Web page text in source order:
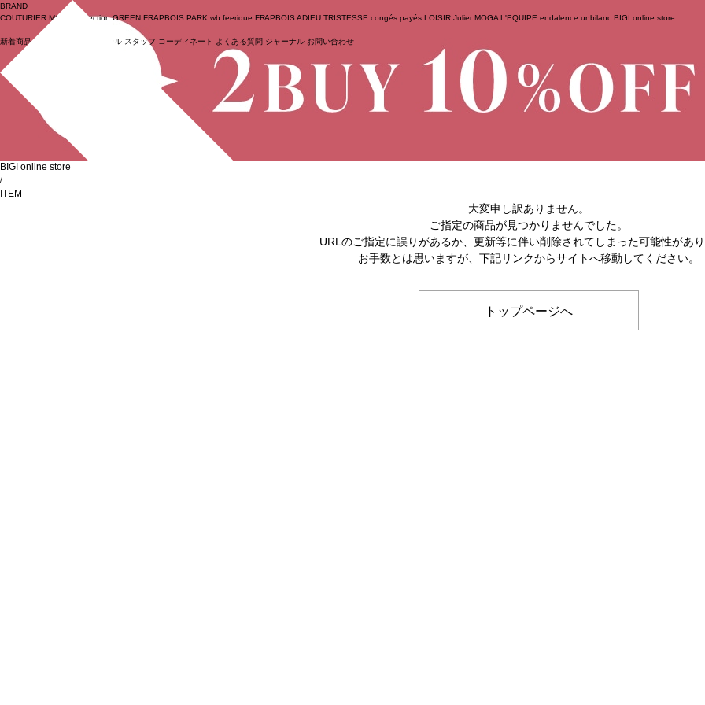
ログイン
BRAND
COUTURIER MOGA Collection GREEN FRAPBOIS PARK wb feerique FRAPBOIS ADIEU TRISTESSE congés payés LOISIR Julier MOGA L'EQUIPE endalence unbilanc BIGI online store
新着商品 (ライブ) セール スタッフ コーディネート よくある質問 ジャーナル お問い合わせ
BIGI online store
/
ITEM
大変申し訳ありません。
ご指定の商品が見つかりませんでした。
URLのご指定に誤りがあるか、更新等に伴い削除されてしまった可能性があ
お手数とは思いますが、下記リンクからサイトへ移動してください。
トップページへ